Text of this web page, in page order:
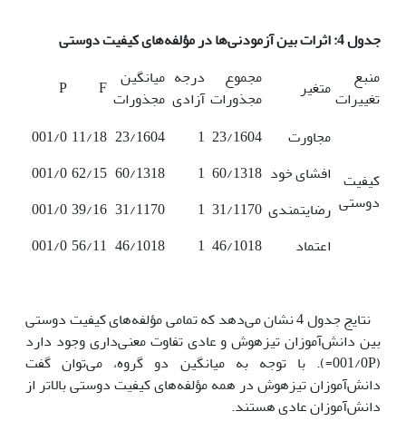
جدول 4: اثرات بین آزمودنی‌ها در مؤلفه‌های کیفیت دوستی
منبع
تغییراتمتغیر
مجموع
مجذورات
درجه
آزادی
میانگین
مجذورات F
P
کیفیت
دوستی
مجاورت
افشای خود
رضایتمندی
اعتماد
23/1604
60/1318
31/1170
46/1018
1
1
1
1
23/1604
60/1318
31/1170
46/1018
11/18
62/15
39/16
56/11
001/0
001/0
001/0
001/0
نتایج جدول 4 نشان می‌دهد که تمامی مؤلفه‌های کیفیت دوستی
بین دانش‌آموزان تیزهوش و عادی تفاوت معنی‌داری وجود دارد
(001/0P=). با توجه به میانگین دو گروه، می‌توان گفت
دانش‌آموزان تیزهوش در همه مؤلفه‌های کیفیت دوستی بالاتر از
دانش‌آموزان عادی هستند.